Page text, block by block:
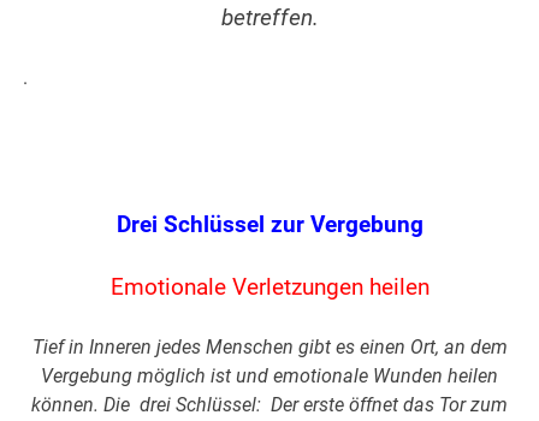
betreffen.
.
Drei Schlüssel zur Vergebung
Emotionale Verletzungen heilen
Tief in Inneren jedes Menschen gibt es einen Ort, an dem
Vergebung möglich ist und emotionale Wunden heilen
können. Die drei Schlüssel: Der erste öffnet das Tor zum